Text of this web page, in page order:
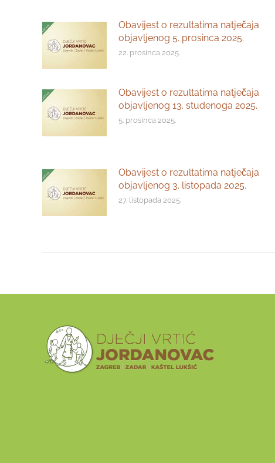
Obavijest o rezultatima natječaja
objavljenog 5. prosinca 2025.
22. prosinca 2025.
Obavijest o rezultatima natječaja
objavljenog 13. studenoga 2025.
5. prosinca 2025.
Obavijest o rezultatima natječaja
objavljenog 3. listopada 2025.
27. listopada 2025.